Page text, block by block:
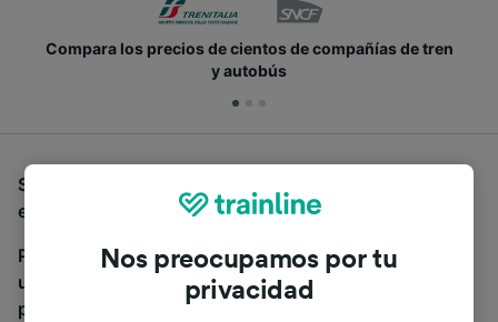
Compara los precios de cientos de compañías de tren
y autobús
Si estás buscando autobuses de Milán a Caserta,
estás en el sitio adecuado.
Para encontrar billetes de autobús, simplemente haz
una búsqueda y nosotros compararemos horarios y
precios tanto de tren como de autobús.
Nos preocupamos por tu
privacidad